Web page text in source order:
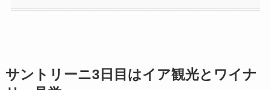
サントリーニ3 日目はイア観光とワイナ